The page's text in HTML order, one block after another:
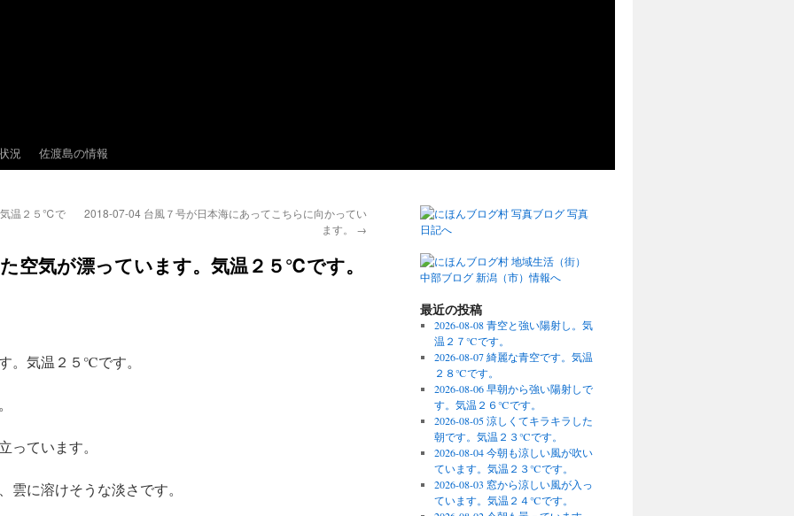
況 佐渡島の情報
気温２５℃で
2018-07-04 台風７号が日本海にあってこちらに向かってい
ます。 →
空気が漂っています。気温２５℃です。
。気温２５℃です。
っています。
雲に溶けそうな淡さです。
最近の投稿
2026-08-08 青空と強い陽射し。気
温２７℃です。
2026-08-07 綺麗な青空です。気温
２８℃です。
2026-08-06 早朝から強い陽射しで
す。気温２６℃です。
2026-08-05 涼しくてキラキラした
朝です。気温２３℃です。
2026-08-04 今朝も涼しい風が吹い
ています。気温２３℃です。
2026-08-03 窓から涼しい風が入っ
ています。気温２４℃です。